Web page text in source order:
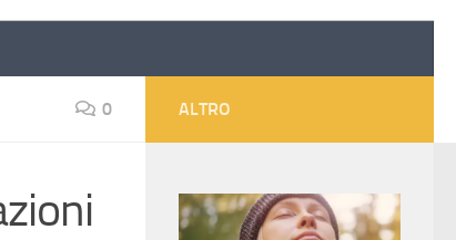
0 ALTRO